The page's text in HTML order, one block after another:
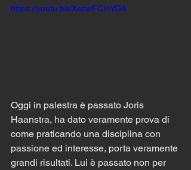
https://youtu.be/XecwFCinYOA
Oggi in palestra è passato Joris
Haanstra, ha dato veramente prova di
come praticando una disciplina con
passione ed interesse, porta veramente
grandi risultati. Lui è passato non per